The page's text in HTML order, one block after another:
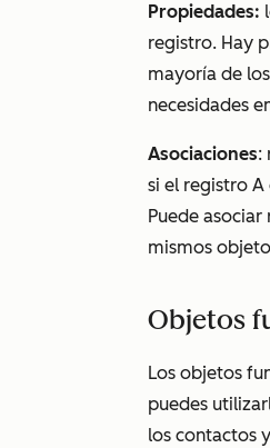
Propiedades:
registro. Hay
mayoría de
necesidades
Asociaciones:
si el registro
Puede
mismos
Objetos
Los objetos
puedes
los contactos